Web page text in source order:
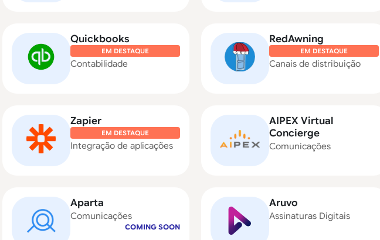
Quickbooks
EM DESTAQUE
Contabilidade
RedAwning
EM DESTAQUE
Canais de distribuição
Zapier
EM DESTAQUE
Integração de aplicações
AIPEX Virtual
Concierge
Comunicações
Aparta
Comunicações
COMING SOON
Aruvo
Assinaturas Digitais